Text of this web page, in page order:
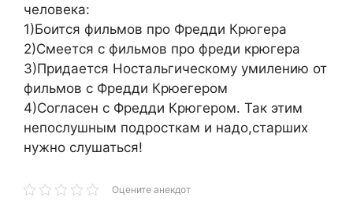
человека:
1)Боится фильмов про Фредди Крюгера
2)Смеется с фильмов про фреди крюгера
3)Придается Ностальгическому умилению от
фильмов с Фредди Крюегером
4)Согласен с Фредди Крюгером. Так этим
непослушным подросткам и надо,старших
нужно слушаться!
Оцените анекдот